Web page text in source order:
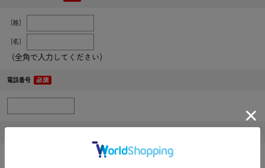
［姓］
［名］
（全角で入力してください）
電話番号